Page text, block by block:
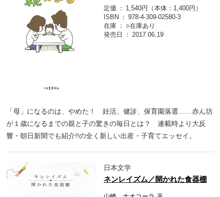
定価
1,540円（本体：1,400円）
ISBN
978-4-309-02580-3
在庫
○在庫あり
発売日
2017.06.19
「母」になるのは、やめた！ 妊活、健診、保育園落選……赤ん坊
が１歳になるまでの親と子の驚きの毎日とは？ 連載時より大反
響・朝日新聞でも紹介!!の全く新しい出産・子育てエッセイ。
日本文学
ネンレイズム／開かれた食器棚